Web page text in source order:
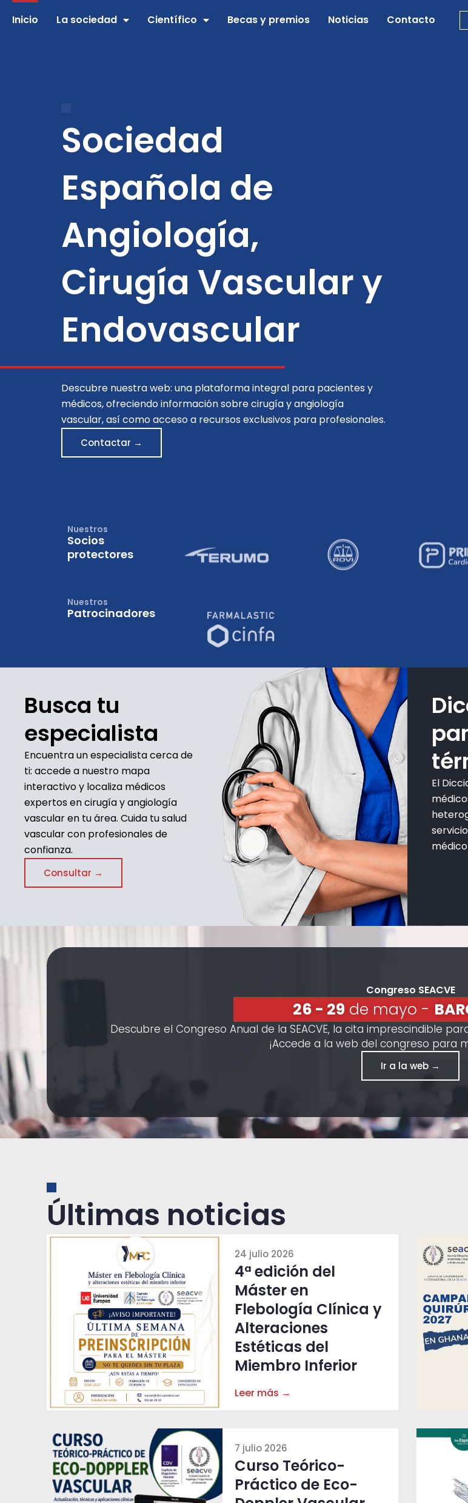
Inicio La sociedad Científico Becas y premios Noticias Contacto
Sociedad
Española de
Angiología,
Cirugía Vascular y
Endovascular
Descubre nuestra web: una plataforma integral para pacientes y
médicos, ofreciendo información sobre cirugía y angiología
vascular, así como acceso a recursos exclusivos para profesionales.
Contactar →
Nuestros
Socios
protectores
Nuestros
Patrocinadores
Busca tu
especialista
Encuentra un especialista cerca de
ti: accede a nuestro mapa
interactivo y localiza médicos
expertos en cirugía y angiología
vascular en tu área. Cuida tu salud
vascular con profesionales de
confianza.
Consultar →
El
Congreso SEACVE
26 - 29 de mayo -
Descubre el Congreso Anual de la SEACVE, la cita imprescindible
¡Accede a la web del congreso para
Ir a la web →
Últimas noticias
24 julio 2026
4ª edición del
Máster en
Flebología Clínica y
Alteraciones
Estéticas del
Miembro Inferior
Leer más →
7 julio 2026
Curso Teórico-
Práctico de Eco-